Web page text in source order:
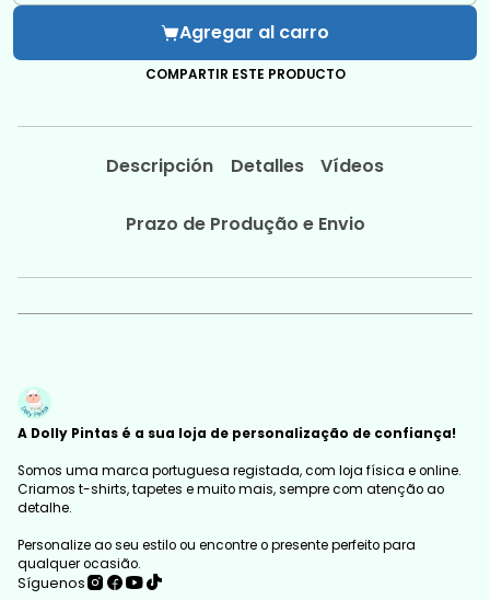
Agregar al carro
COMPARTIR ESTE PRODUCTO
Descripción Detalles Vídeos
Prazo de Produção e Envio
A Dolly Pintas é a sua loja de personalização de confiança!
Somos uma marca portuguesa registada, com loja física e online.
Criamos t-shirts, tapetes e muito mais, sempre com atenção ao
detalhe.
Personalize ao seu estilo ou encontre o presente perfeito para
qualquer ocasião.
Síguenos